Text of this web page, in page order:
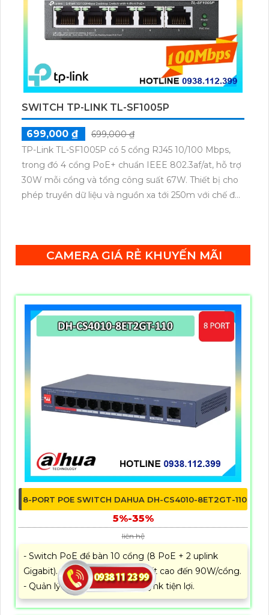
SWITCH TP-LINK TL-SF1005P
699,000 ₫
699,000 ₫
TP-Link TL-SF1005P có 5 cổng RJ45 10/100 Mbps,
trong đó 4 cổng PoE+ chuẩn IEEE 802.3af/at, hỗ trợ
30W mỗi cổng và tổng công suất 67W. Thiết bị cho
phép truyền dữ liệu và nguồn xa tới 250m với chế độ
CAMERA GIÁ RẺ KHUYẾN MÃI
8-PORT POE SWITCH DAHUA DH-CS4010-8ET2GT-110
5%-35%
liên hệ
- Switch PoE để bàn 10 cổng (8 PoE + 2 uplink
Gigabit). - Hỗ trợ PoE công suất cao đến 90W/cổng.
- Quản lý từ xa qua Cloud DoLynk tiện lợi.